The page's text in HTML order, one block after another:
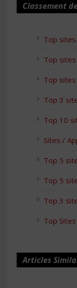
Classement
Top
Top
Top
Top 3
Top 10
Sites /
Top 5
Top 5
Top 3
Top
Articles